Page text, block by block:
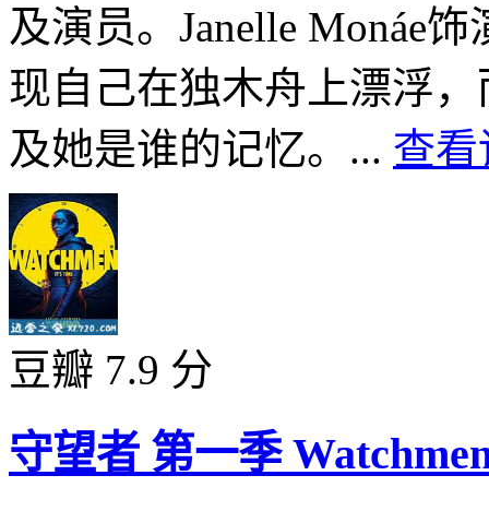
及演员。Janelle Monáe
现自己在独木舟上漂浮
及她是谁的记忆。... 查看
豆瓣 7.9 分
守望者 第一季